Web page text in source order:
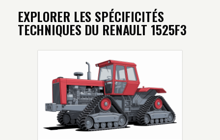
EXPLORER LES SPÉCIFICITÉS
TECHNIQUES DU RENAULT 1525F3